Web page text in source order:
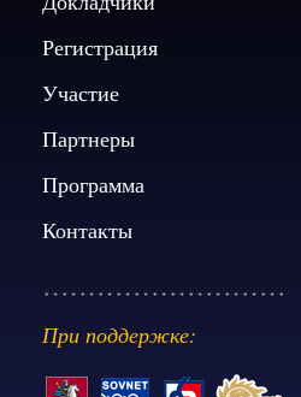
Регистрация
Участие
Партнеры
Программа
Контакты
При поддержке: